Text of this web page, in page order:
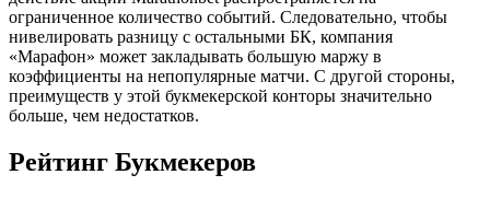
ограниченное количество событий. Следовательно, чтобы
нивелировать разницу с остальными БК, компания
«Марафон» может закладывать большую маржу в
коэффициенты на непопулярные матчи. С другой стороны,
преимуществ у этой букмекерской конторы значительно
больше, чем недостатков.
Рейтинг Букмекеров